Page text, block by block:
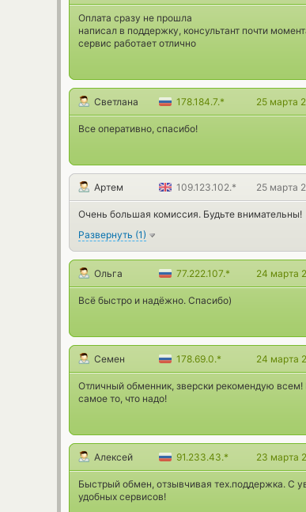
Оплата сразу не прошла
написал в поддержку, консультант почти
сервис работает отлично
Светлана 178.184.7.* 25 марта
Все оперативно, спасибо!
Артем 109.123.102.* 25 марта
Очень большая комиссия. Будьте внимательны!
Развернуть (1)
Ольга 77.222.107.* 24 марта
Всё быстро и надёжно. Спасибо)
Семен 178.69.0.* 24 марта
Отличный обменник, зверски рекомендую
самое то, что надо!
Алексей 91.233.43.* 23 марта
Быстрый обмен, отзывчивая тех.поддержка. С
удобных сервисов!